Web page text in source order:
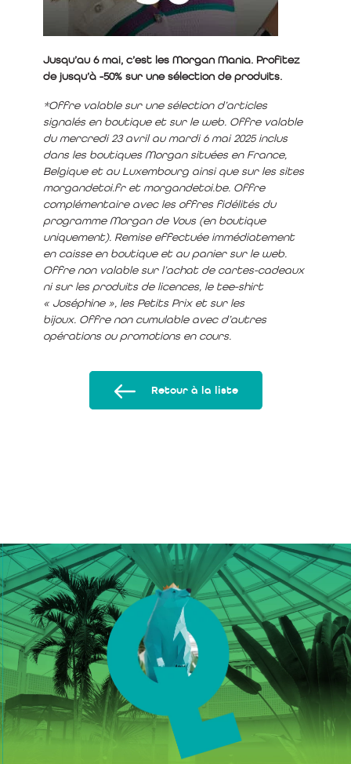
Jusqu’au 6 mai, c’est les Morgan Mania. Profitez
de jusqu’à -50% sur une sélection de produits.
*Offre valable sur une sélection d’articles
signalés en boutique et sur le web. Offre valable
du mercredi 23 avril au mardi 6 mai 2025 inclus
dans les boutiques Morgan situées en France,
Belgique et au Luxembourg ainsi que sur les sites
morgandetoi.fr et morgandetoi.be. Offre
complémentaire avec les offres fidélités du
programme Morgan de Vous (en boutique
uniquement). Remise effectuée immédiatement
en caisse en boutique et au panier sur le web.
Offre non valable sur l’achat de cartes-cadeaux
ni sur les produits de licences, le tee-shirt
« Joséphine », les Petits Prix et sur les
bijoux. Offre non cumulable avec d’autres
opérations ou promotions en cours.
Retour à la liste